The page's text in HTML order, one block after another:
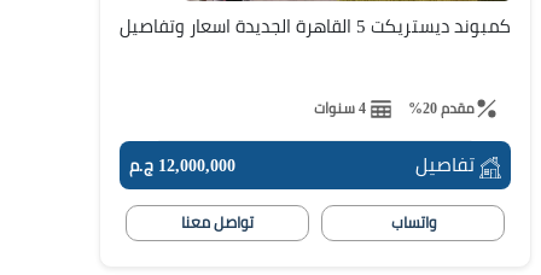
كمبوند ديستريكت 5 القاهرة الجديدة اسعار وتفاصيل
مقدم 20% 4 سنوات
تفاصيل 12,000,000 ج.م
واتساب تواصل معنا